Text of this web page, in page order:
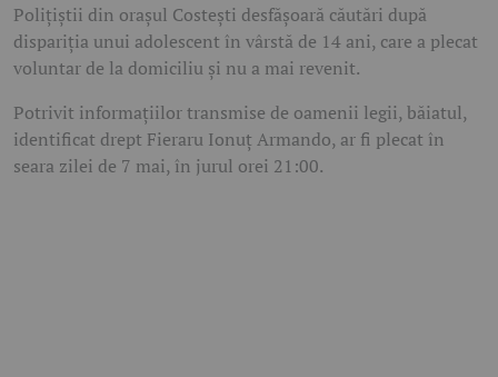
Polițiștii din orașul Costești desfășoară căutări după
dispariția unui adolescent în vârstă de 14 ani, care a plecat
voluntar de la domiciliu și nu a mai revenit.
Potrivit informațiilor transmise de oamenii legii, băiatul,
identificat drept Fieraru Ionuț Armando, ar fi plecat în
seara zilei de 7 mai, în jurul orei 21:00.